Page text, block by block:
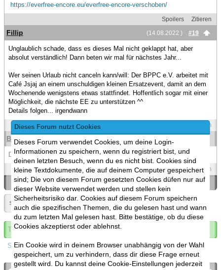
Dieses Forum nutzt Cookies
Dieses Forum verwendet Cookies, um deine Login-
Informationen zu speichern, wenn du registriert bist, und
deinen letzten Besuch, wenn du es nicht bist. Cookies sind
kleine Textdokumente, die auf deinem Computer gespeichert
sind; Die von diesem Forum gesetzten Cookies düfen nur auf
dieser Website verwendet werden und stellen kein
Sicherheitsrisiko dar. Cookies auf diesem Forum speichern
auch die spezifischen Themen, die du gelesen hast und wann
du zum letzten Mal gelesen hast. Bitte bestätige, ob du diese
Cookies akzeptierst oder ablehnst.
Ein Cookie wird in deinem Browser unabhängig von der Wahl
gespeichert, um zu verhindern, dass dir diese Frage erneut
gestellt wird. Du kannst deine Cookie-Einstellungen jederzeit
https://everfree-encore.eu/everfree-encore-verschoben/
Spoilers
Zitieren
(14.08.2022 )
#19
Fillip
Unglaublich schade, dass es dieses Mal nicht geklappt hat, aber
absolut verständlich! Dann beten wir mal für nächstes Jahr...
Wer seinen Urlaub nicht canceln kann/will: Der BPPC e.V. arbeitet mit
Café Jsjaj an einem unschuldigen kleinen Ersatzevent, damit an dem
Wochenende wenigstens etwas stattfindet. Hoffentlich sogar mit einer
Möglichkeit, die nächste EE zu unterstützen ^^
Details folgen... irgendwann
Zitieren
(14.08.2022 )
BlackT0rnado
Das ist bedauerlich das es nicht geklappt hat.
Spoilers Zitieren
«Ein Thema zurück|Ein Thema vor»
Seite:
Thema abonnieren
Spoilers